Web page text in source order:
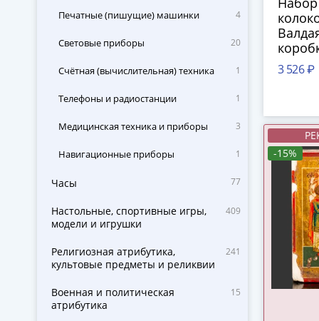
Печатные (пишущие) машинки 4
Световые приборы 20
Счётная (вычислительная) техника 1
Телефоны и радиостанции 1
Медицинская техника и приборы 3
Навигационные приборы 1
Часы 77
Настольные, спортивные игры,
модели и игрушки
409
Религиозная атрибутика,
культовые предметы и реликвии
241
Военная и политическая
атрибутика
15
СССР,
3 526 ₽
-15%